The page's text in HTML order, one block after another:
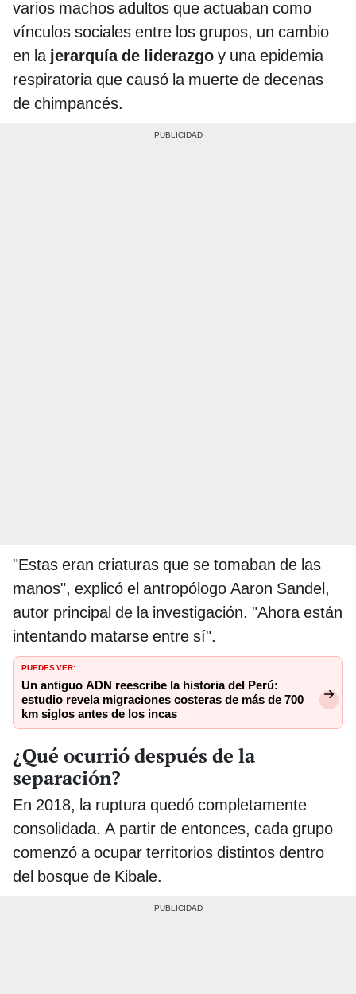
varios machos adultos que actuaban como
vínculos sociales entre los grupos, un cambio
en la jerarquía de liderazgo y una epidemia
respiratoria que causó la muerte de decenas
de chimpancés.
"Estas eran criaturas que se tomaban de las
manos", explicó el antropólogo Aaron Sandel,
autor principal de la investigación. "Ahora están
intentando matarse entre sí".
PUEDES VER:
Un antiguo ADN reescribe la historia del Perú:
estudio revela migraciones costeras de más de 700
km siglos antes de los incas
¿Qué ocurrió después de la
separación?
En 2018, la ruptura quedó completamente
consolidada. A partir de entonces, cada grupo
comenzó a ocupar territorios distintos dentro
del bosque de Kibale.